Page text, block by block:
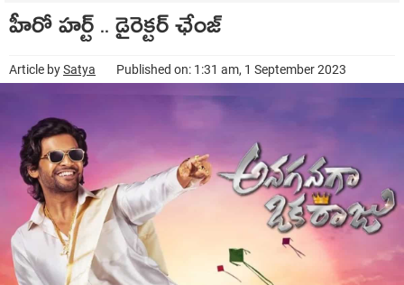
హీరో హర్ట్ .. డైరెక్టర్ ఛేంజ్
Article bySatya Published on: 1:31 am, 1 September 2023